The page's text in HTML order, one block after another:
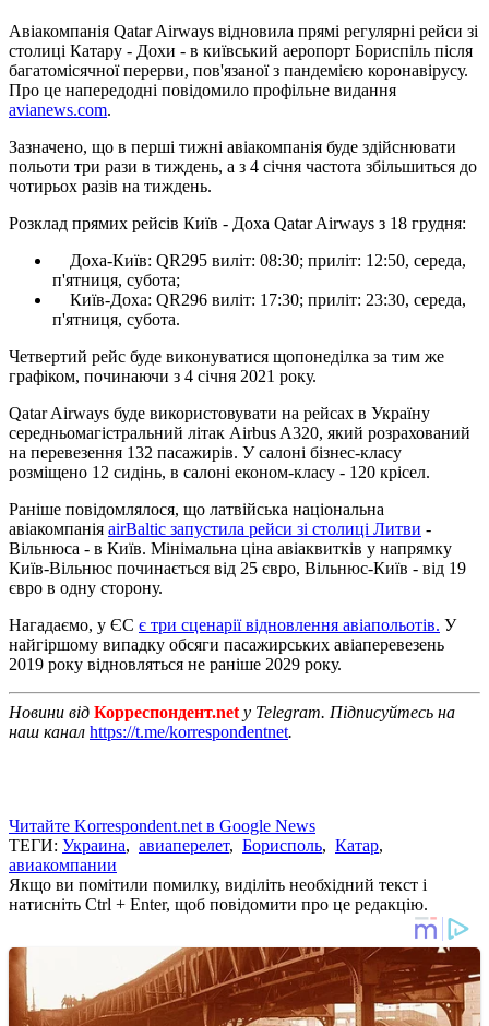
Авіакомпанія Qatar Airways відновила прямі регулярні рейси зі
столиці Катару - Дохи - в київський аеропорт Бориспіль після
багатомісячної перерви, пов'язаної з пандемією коронавірусу.
Про це напередодні повідомило профільне видання
avianews.com.
Зазначено, що в перші тижні авіакомпанія буде здійснювати
польоти три рази в тиждень, а з 4 січня частота збільшиться до
чотирьох разів на тиждень.
Розклад прямих рейсів Київ - Доха Qatar Airways з 18 грудня:
Доха-Київ: QR295 виліт: 08:30; приліт: 12:50, середа,
п'ятниця, субота;
Київ-Доха: QR296 виліт: 17:30; приліт: 23:30, середа,
п'ятниця, субота.
Четвертий рейс буде виконуватися щопонеділка за тим же
графіком, починаючи з 4 січня 2021 року.
Qatar Airways буде використовувати на рейсах в Україну
середньомагістральний літак Airbus A320, який розрахований
на перевезення 132 пасажирів. У салоні бізнес-класу
розміщено 12 сидінь, в салоні економ-класу - 120 крісел.
Раніше повідомлялося, що латвійська національна
авіакомпанія airBaltic запустила рейси зі столиці Литви -
Вільнюса - в Київ. Мінімальна ціна авіаквитків у напрямку
Київ-Вільнюс починається від 25 євро, Вільнюс-Київ - від 19
євро в одну сторону.
Нагадаємо, у ЄС є три сценарії відновлення авіапольотів. У
найгіршому випадку обсяги пасажирських авіаперевезень
2019 року відновляться не раніше 2029 року.
Новини від Корреспондент.net у Telegram. Підписуйтесь на
наш канал https://t.me/korrespondentnet.
Читайте Korrespondent.net в Google News
ТЕГИ: Украина, авиаперелет, Борисполь, Катар,
авиакомпании
Якщо ви помітили помилку, виділіть необхідний текст і
натисніть Ctrl + Enter, щоб повідомити про це редакцію.